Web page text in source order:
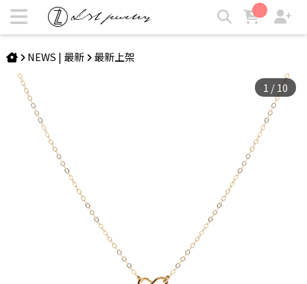
DERVLA | 迷你無限14K項鍊 | LZL Jewelry 輕珠寶飾品
NEWS | 最新 最新上架
1 /10